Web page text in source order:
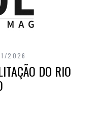
2026
DO RIO